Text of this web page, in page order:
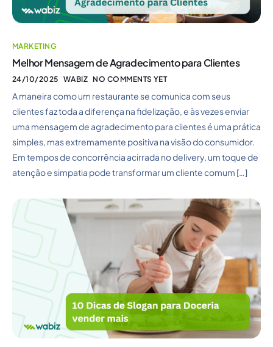
MARKETING
Melhor Mensagem de Agradecimento para Clientes
24/10/2025 WABIZ NO COMMENTS YET
A maneira como um restaurante se comunica com seus
clientes faz toda a diferença na fidelização, e às vezes enviar
uma mensagem de agradecimento para clientes é uma prática
simples, mas extremamente positiva na visão do consumidor.
Em tempos de concorrência acirrada no delivery, um toque de
atenção e simpatia pode transformar um cliente comum […]